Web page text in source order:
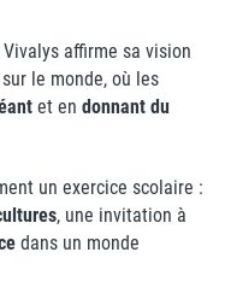
affirme sa vision
le monde, où les
et en donnant du
un exercice scolaire :
, une invitation à
dans un monde